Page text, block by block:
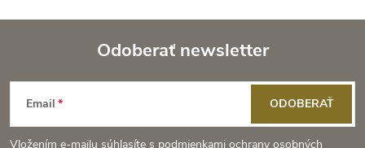
Z
á
Odoberať newsletter
Email
Vložením e-mailu súhlasíte s podmienkami ochrany osobných
ODOBERAŤ